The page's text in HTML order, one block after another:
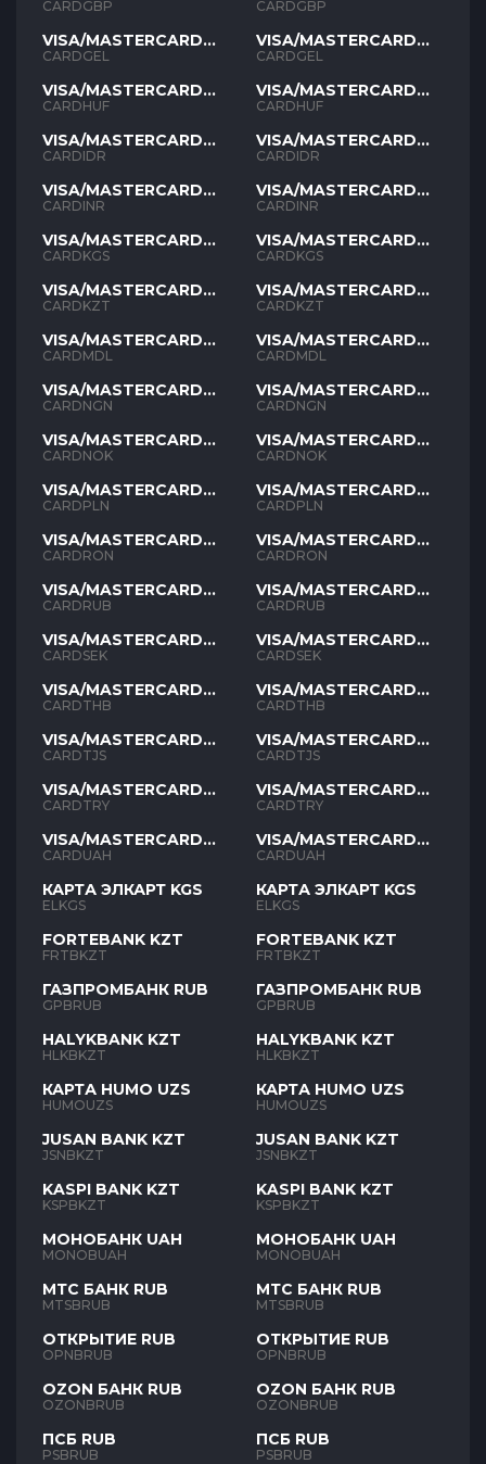
GBP
CARDGBP
VISA/MASTERCARD
GEL
CARDGEL
VISA/MASTERCARD
HUF
CARDHUF
VISA/MASTERCARD
IDR
CARDIDR
VISA/MASTERCARD
INR
CARDINR
VISA/MASTERCARD
KGS
CARDKGS
VISA/MASTERCARD
KZT
CARDKZT
VISA/MASTERCARD
MDL
CARDMDL
VISA/MASTERCARD
NGN
CARDNGN
VISA/MASTERCARD
NOK
CARDNOK
VISA/MASTERCARD
PLN
CARDPLN
VISA/MASTERCARD
RON
CARDRON
VISA/MASTERCARD
RUB
CARDRUB
VISA/MASTERCARD
SEK
CARDSEK
VISA/MASTERCARD
THB
CARDTHB
VISA/MASTERCARD
TJS
CARDTJS
VISA/MASTERCARD
TYR
CARDTRY
VISA/MASTERCARD
UAH
CARDUAH
КАРТА ЭЛКАРТ KGS
ELKGS
FORTEBANK KZT
FRTBKZT
ГАЗПРОМБАНК RUB
GPBRUB
HALYKBANK KZT
HLKBKZT
КАРТА HUMO UZS
HUMOUZS
JUSAN BANK KZT
JSNBKZT
KASPI BANK KZT
KSPBKZT
МОНОБАНК UAH
MONOBUAH
МТС БАНК RUB
MTSBRUB
ОТКРЫТИЕ RUB
OPNBRUB
OZON БАНК RUB
OZONBRUB
ПСБ RUB
PSBRUB
GBP
CARDGBP
VISA/MASTERCARD
GEL
CARDGEL
VISA/MASTERCARD
HUF
CARDHUF
VISA/MASTERCARD
IDR
CARDIDR
VISA/MASTERCARD
INR
CARDINR
VISA/MASTERCARD
KGS
CARDKGS
VISA/MASTERCARD
KZT
CARDKZT
VISA/MASTERCARD
MDL
CARDMDL
VISA/MASTERCARD
NGN
CARDNGN
VISA/MASTERCARD
NOK
CARDNOK
VISA/MASTERCARD
PLN
CARDPLN
VISA/MASTERCARD
RON
CARDRON
VISA/MASTERCARD
RUB
CARDRUB
VISA/MASTERCARD
SEK
CARDSEK
VISA/MASTERCARD
THB
CARDTHB
VISA/MASTERCARD
TJS
CARDTJS
VISA/MASTERCARD
TYR
CARDTRY
VISA/MASTERCARD
UAH
CARDUAH
КАРТА ЭЛКАРТ KGS
ELKGS
FORTEBANK KZT
FRTBKZT
ГАЗПРОМБАНК RUB
GPBRUB
HALYKBANK KZT
HLKBKZT
КАРТА HUMO UZS
HUMOUZS
JUSAN BANK KZT
JSNBKZT
KASPI BANK KZT
KSPBKZT
МОНОБАНК UAH
MONOBUAH
МТС БАНК RUB
MTSBRUB
ОТКРЫТИЕ RUB
OPNBRUB
OZON БАНК RUB
OZONBRUB
ПСБ RUB
PSBRUB